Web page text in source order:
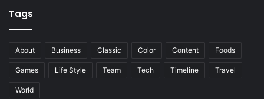
Tags
About Business Classic Color Content Foods
Games Life Style Team Tech Timeline Travel
World